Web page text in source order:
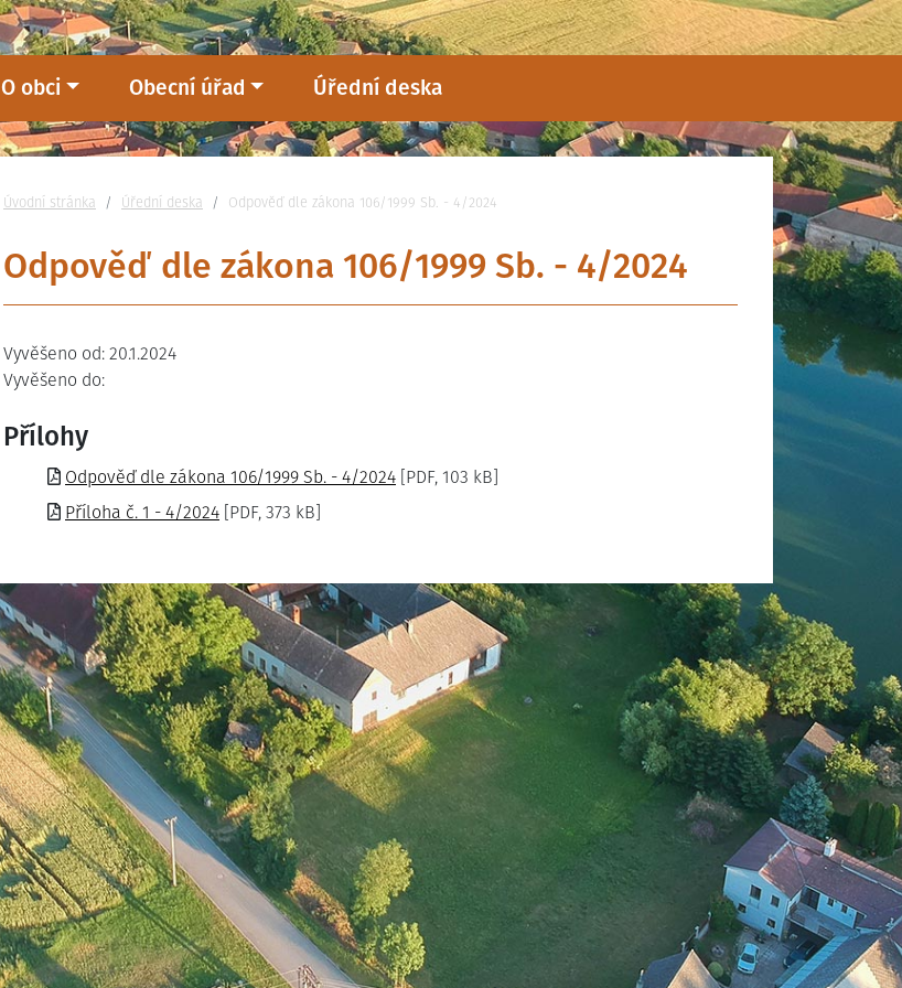
O obci Obecní úřad Úřední deska
Nacházíte se:
Úvodní stránka Úřední deska Odpověď dle zákona 106/1999 Sb. - 4/2024
Odpověď dle zákona 106/1999 Sb. - 4/2024
Vyvěšeno od: 20.1.2024
Vyvěšeno do:
Přílohy
Odpověď dle zákona 106/1999 Sb. - 4/2024 [PDF, 103 kB]
Příloha č. 1 - 4/2024 [PDF, 373 kB]